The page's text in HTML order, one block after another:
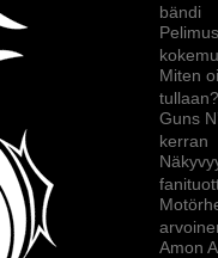
bändi
Miten
tullaan?
Guns
kerran
Amon